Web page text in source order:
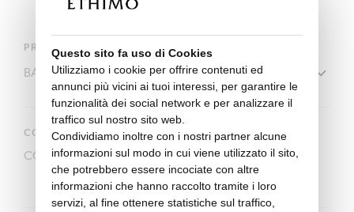
PRODOTTI
CODICE
COVER709
Questo sito fa uso di Cookies
Utilizziamo i cookie per offrire contenuti ed
annunci più vicini ai tuoi interessi, per garantire le
funzionalità dei social network e per analizzare il
traffico sul nostro sito web.
Condividiamo inoltre con i nostri partner alcune
informazioni sul modo in cui viene utilizzato il sito,
che potrebbero essere incociate con altre
informazioni che hanno raccolto tramite i loro
servizi, al fine ottenere statistiche sul traffico,